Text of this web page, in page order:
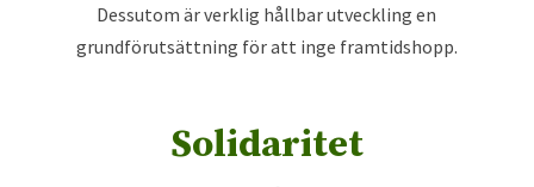
Dessutom är verklig hållbar utveckling en
grundförutsättning för att inge framtidshopp.
Solidaritet